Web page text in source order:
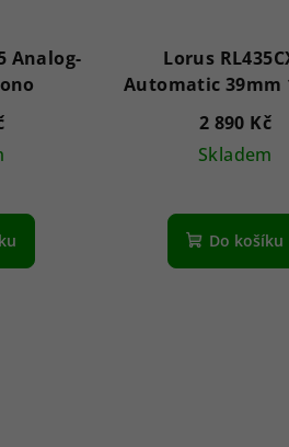
Analog-
Lorus
Automatic 39mm
2 890 Kč
Skladem
Do košíku